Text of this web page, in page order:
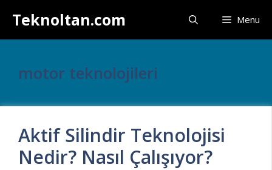
atlaTeknoltan.com Menu
motor teknolojileri
Aktif Silindir Teknolojisi
Nedir? Nasıl Çalışıyor?